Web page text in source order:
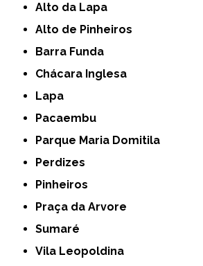
Alto da Lapa
Alto de Pinheiros
Barra Funda
Chácara Inglesa
Lapa
Pacaembu
Parque Maria Domitila
Perdizes
Pinheiros
Praça da Arvore
Sumaré
Vila Leopoldina